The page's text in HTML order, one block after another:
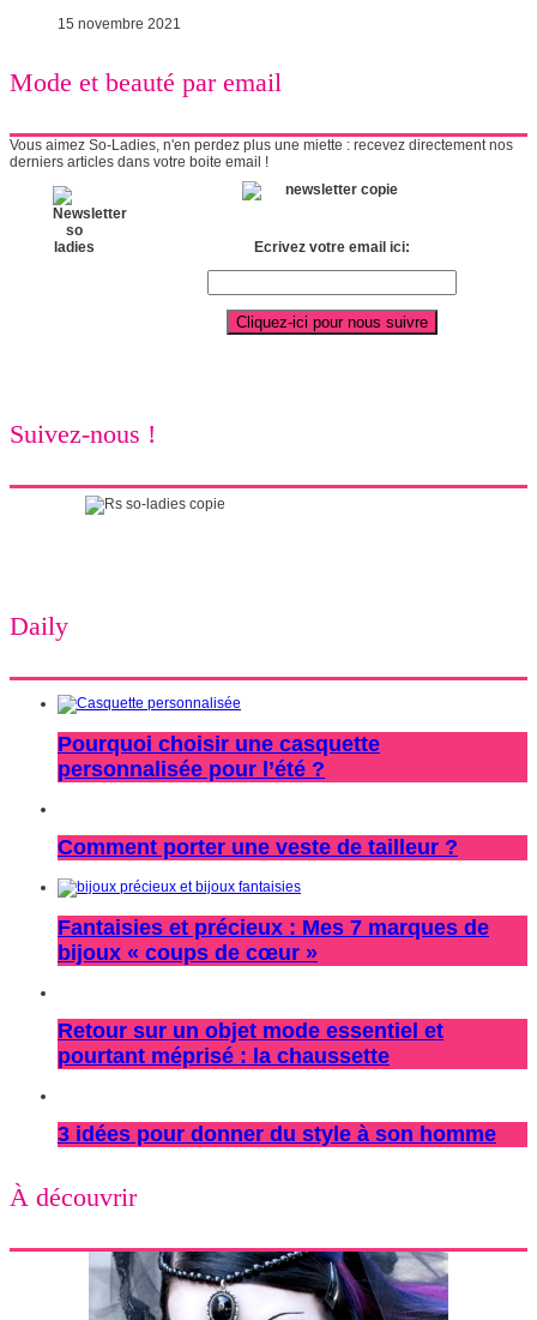
15 novembre 2021
Mode et beauté par email
Vous aimez So-Ladies, n'en perdez plus une miette : recevez directement nos
derniers articles dans votre boite email !
Ecrivez votre email ici:
Suivez-nous !
Daily
Pourquoi choisir une casquette
personnalisée pour l’été ?
Comment porter une veste de tailleur ?
Fantaisies et précieux : Mes 7 marques de
bijoux « coups de cœur »
Retour sur un objet mode essentiel et
pourtant méprisé : la chaussette
3 idées pour donner du style à son homme
À découvrir